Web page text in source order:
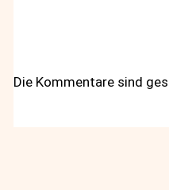
Die Kommentare sind